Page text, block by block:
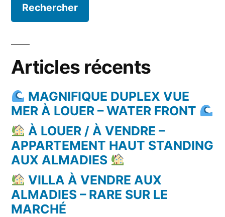
Articles récents
MAGNIFIQUE DUPLEX VUE
MER À LOUER – WATER FRONT
À LOUER / À VENDRE –
APPARTEMENT HAUT STANDING
AUX ALMADIES
VILLA À VENDRE AUX
ALMADIES – RARE SUR LE
MARCHÉ